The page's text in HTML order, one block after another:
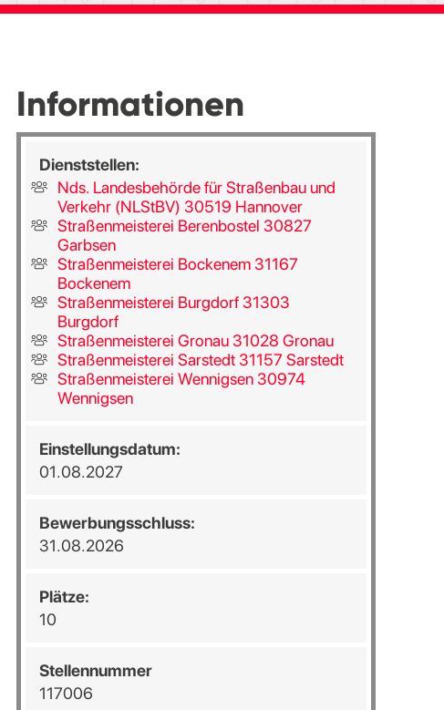
Informationen
Dienststellen:
Nds. Landesbehörde für Straßenbau und
Verkehr (NLStBV) 30519 Hannover
Straßenmeisterei Berenbostel 30827
Garbsen
Straßenmeisterei Bockenem 31167
Bockenem
Straßenmeisterei Burgdorf 31303
Burgdorf
Straßenmeisterei Gronau 31028 Gronau
Straßenmeisterei Sarstedt 31157 Sarstedt
Straßenmeisterei Wennigsen 30974
Wennigsen
Einstellungsdatum:
01.08.2027
Bewerbungsschluss:
31.08.2026
Plätze:
10
Stellennummer
117006